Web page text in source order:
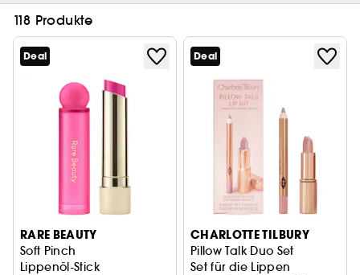
118 Produkte
Deal
RARE BEAUTY
Soft Pinch
Lippenöl-Stick
Deal
CHARLOTTE TILBURY
Pillow Talk Duo Set
Set für die Lippen